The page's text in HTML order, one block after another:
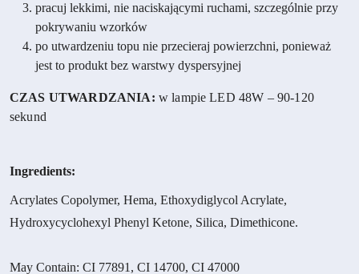
pracuj lekkimi, nie naciskającymi ruchami, szczególnie przy
pokrywaniu wzorków
po utwardzeniu topu nie przecieraj powierzchni, ponieważ
jest to produkt bez warstwy dyspersyjnej
CZAS UTWARDZANIA: w lampie LED 48W – 90-120
sekund
Ingredients:
Acrylates Copolymer, Hema, Ethoxydiglycol Acrylate,
Hydroxycyclohexyl Phenyl Ketone, Silica, Dimethicone.
May Contain: CI 77891, CI 14700, CI 47000